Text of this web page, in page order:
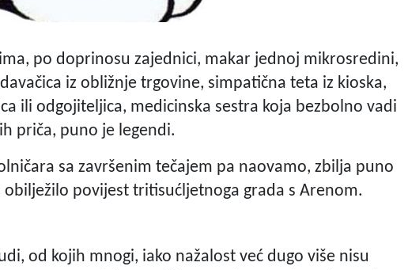
po doprinosu zajednici, makar jednoj mikrosredini,
iz obližnje trgovine, simpatična teta iz kioska,
ili odgojiteljica, medicinska sestra koja bezbolno vadi
priča, puno je legendi.
sa završenim tečajem pa naovamo, zbilja puno
povijest tritisućljetnoga grada s Arenom.
od kojih mnogi, iako nažalost već dugo više nisu